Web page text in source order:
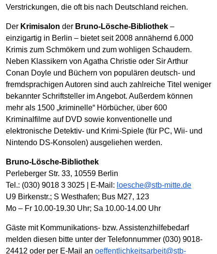
Verstrickungen, die oft bis nach Deutschland reichen.
Der Krimisalon der Bruno-Lösche-Bibliothek –
einzigartig in Berlin – bietet seit 2008 annähernd 6.000
Krimis zum Schmökern und zum wohligen Schaudern.
Neben Klassikern von Agatha Christie oder Sir Arthur
Conan Doyle und Büchern von populären deutsch- und
fremdsprachigen Autoren sind auch zahlreiche Titel weniger
bekannter Schriftsteller im Angebot. Außerdem können
mehr als 1500 „kriminelle“ Hörbücher, über 600
Kriminalfilme auf DVD sowie konventionelle und
elektronische Detektiv- und Krimi-Spiele (für PC, Wii- und
Nintendo DS-Konsolen) ausgeliehen werden.
Bruno-Lösche-Bibliothek
Perleberger Str. 33, 10559 Berlin
Tel.: (030) 9018 3 3025 | E-Mail: loesche@stb-mitte.de
U9 Birkenstr.; S Westhafen; Bus M27, 123
Mo – Fr 10.00-19.30 Uhr; Sa 10.00-14.00 Uhr
Gäste mit Kommunikations- bzw. Assistenzhilfebedarf
melden diesen bitte unter der Telefonnummer (030) 9018-
24412 oder per E-Mail an oeffentlichkeitsarbeit@stb-